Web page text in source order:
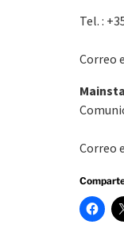
Tel. :
Correo
Correo